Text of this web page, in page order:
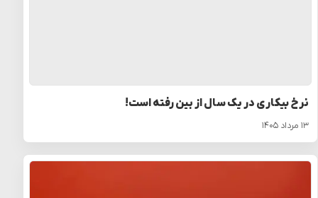
نرخ بیکاری در یک سال از بین رفته است!
۱۳ مرداد ۱۴۰۵